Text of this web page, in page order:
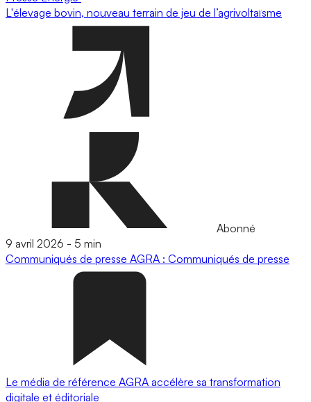
L'élevage bovin, nouveau terrain de jeu de l’agrivoltaïsme
Abonné
9 avril 2026 - 5 min
Communiqués de presse AGRA : Communiqués de presse
Le média de référence AGRA accélère sa transformation
digitale et éditoriale